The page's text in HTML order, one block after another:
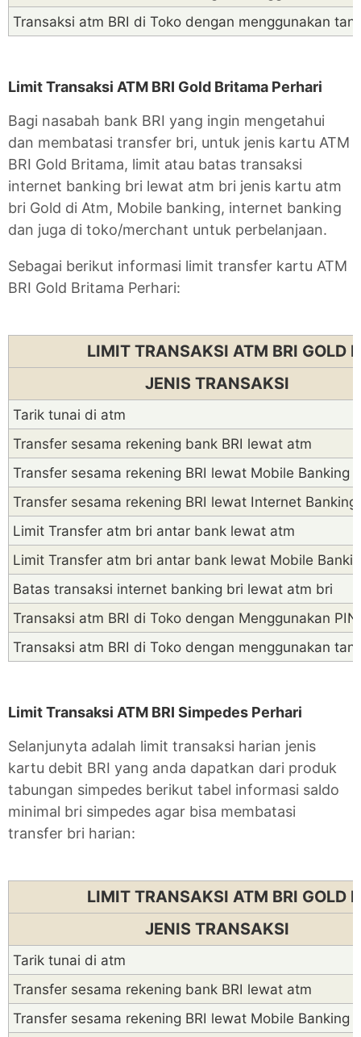
Transaksi atm BRI di Toko dengan menggunakan
Limit Transaksi ATM BRI Gold Britama Perhari
Bagi nasabah bank BRI yang ingin mengetahui
dan membatasi transfer bri, untuk jenis kartu ATM
BRI Gold Britama, limit atau batas transaksi
internet banking bri lewat atm bri jenis kartu atm
bri Gold di Atm, Mobile banking, internet banking
dan juga di toko/merchant untuk perbelanjaan.
Sebagai berikut informasi limit transfer kartu ATM
BRI Gold Britama Perhari:
LIMIT TRANSAKSI ATM BRI GOLD
JENIS TRANSAKSI
Tarik tunai di atm
Transfer sesama rekening bank BRI lewat atm
Transfer sesama rekening BRI lewat Mobile Banking
Transfer sesama rekening BRI lewat Internet Banking
Limit Transfer atm bri antar bank lewat atm
Limit Transfer atm bri antar bank lewat Mobile
Batas transaksi internet banking bri lewat atm bri
Transaksi atm BRI di Toko dengan Menggunakan PIN
Transaksi atm BRI di Toko dengan menggunakan
Limit Transaksi ATM BRI Simpedes Perhari
Selanjunyta adalah limit transaksi harian jenis
kartu debit BRI yang anda dapatkan dari produk
tabungan simpedes berikut tabel informasi saldo
minimal bri simpedes agar bisa membatasi
transfer bri harian:
LIMIT TRANSAKSI ATM BRI GOLD
JENIS TRANSAKSI
Tarik tunai di atm
Transfer sesama rekening bank BRI lewat atm
Transfer sesama rekening BRI lewat Mobile Banking